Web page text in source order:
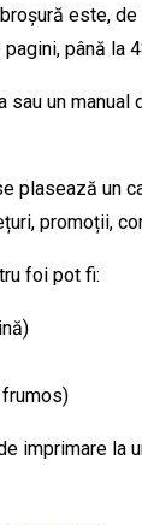
este,
până la
sau un
plasează un
promoții,
foi pot fi:
frumos)
imprimare la